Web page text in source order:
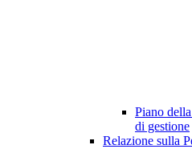
Piano
di gestione
Relazione sulla